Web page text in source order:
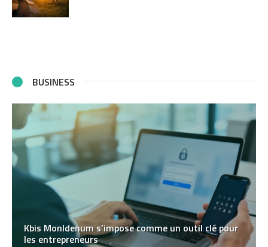
BUSINESS
Kbis MonIdenum s’impose comme un outil clé pour
les entrepreneurs